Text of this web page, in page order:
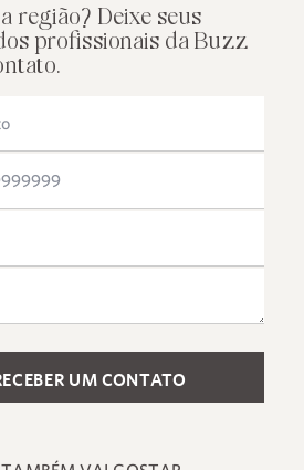
região? Deixe seus
profissionais da Buzz